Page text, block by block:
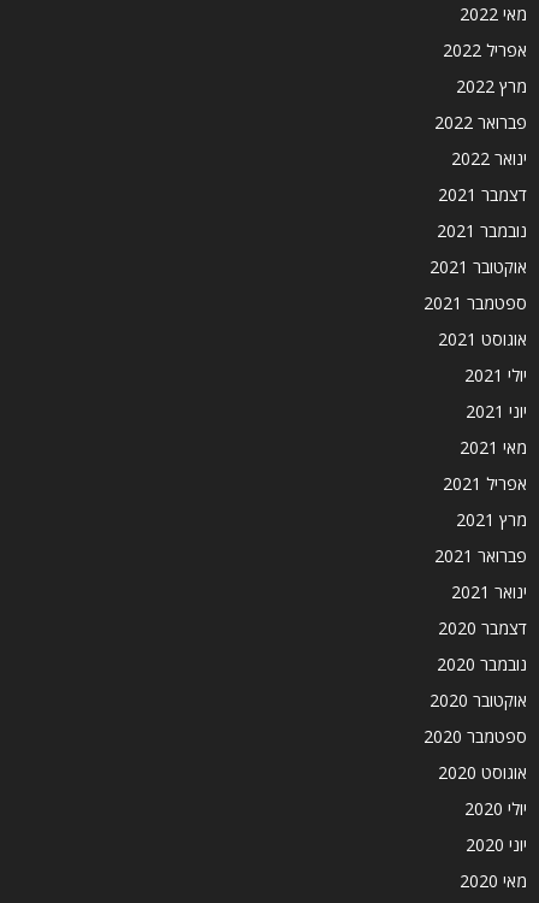
מאי 2022
אפריל 2022
מרץ 2022
פברואר 2022
ינואר 2022
דצמבר 2021
נובמבר 2021
אוקטובר 2021
ספטמבר 2021
אוגוסט 2021
יולי 2021
יוני 2021
מאי 2021
אפריל 2021
מרץ 2021
פברואר 2021
ינואר 2021
דצמבר 2020
נובמבר 2020
אוקטובר 2020
ספטמבר 2020
אוגוסט 2020
יולי 2020
יוני 2020
מאי 2020